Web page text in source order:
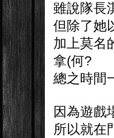
雖說隊長
但除了她
加上莫名
拿(何?
總之時間
因為遊戲
所以就在